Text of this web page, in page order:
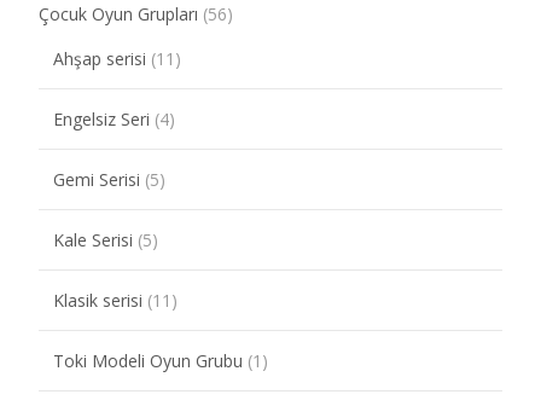
Çocuk Oyun Grupları (56)
Ahşap serisi (11)
Engelsiz Seri (4)
Gemi Serisi (5)
Kale Serisi (5)
Klasik serisi (11)
Toki Modeli Oyun Grubu (1)